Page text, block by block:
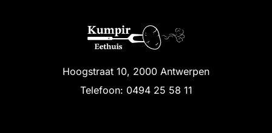
Hoogstraat 10, 2000 Antwerpen
Telefoon: 0494 25 58 11